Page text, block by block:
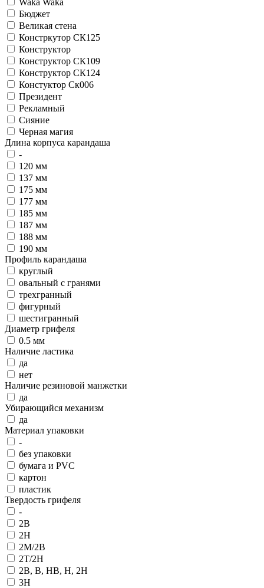
Бюджет
Великая стена
Констркутор СК125
Конструктор
Конструктор СК109
Конструктор СК124
Констуктор Ск006
Президент
Рекламный
Сияние
Черная магия
Длина корпуса карандаша
-
120 мм
137 мм
175 мм
177 мм
185 мм
187 мм
188 мм
190 мм
Профиль карандаша
круглый
овальный с гранями
трехгранный
фигурный
шестигранный
Диаметр грифеля
0.5 мм
Наличие ластика
да
нет
Наличие резиновой манжетки
да
Убирающийся механизм
да
Материал упаковки
-
без упаковки
бумага и PVC
картон
пластик
Твердость грифеля
-
2B
2H
2M/2B
2T/2H
2В, В, НВ, Н, 2Н
3H